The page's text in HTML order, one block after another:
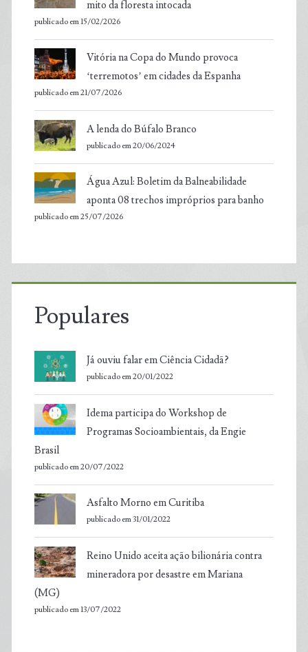
mito da floresta intocada
publicado em 15/02/2026
Vitória na Copa do Mundo provoca
‘terremotos’ em cidades da Espanha
publicado em 21/07/2026
A lenda do Búfalo Branco
publicado em 20/06/2024
Água Azul: Boletim da Balneabilidade
aponta 08 trechos impróprios para banho
publicado em 25/07/2026
Populares
Já ouviu falar em Ciência Cidadã?
publicado em 20/01/2022
Idema participa do Workshop de
Programas Socioambientais, da Engie
Brasil
publicado em 20/07/2022
Asfalto Morno em Curitiba
publicado em 31/01/2022
Reino Unido aceita ação bilionária contra
mineradora por desastre em Mariana
(MG)
publicado em 13/07/2022